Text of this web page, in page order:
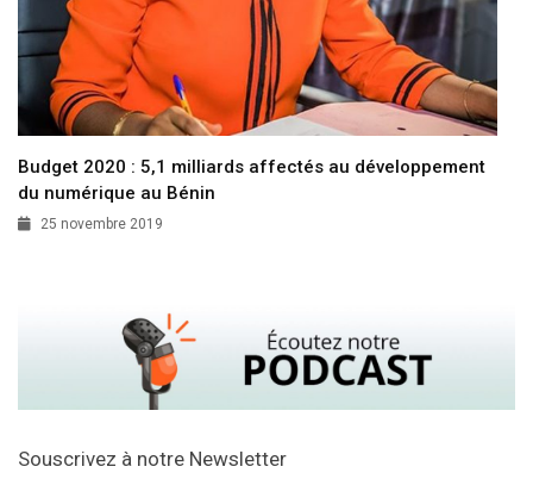
Budget 2020 : 5,1 milliards affectés au développement
du numérique au Bénin
25 novembre 2019
Souscrivez à notre Newsletter